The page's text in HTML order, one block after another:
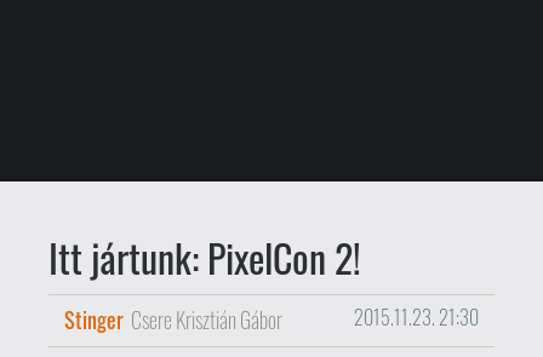
megmozdulása zajlott le szombaton a
MÜSZI (Művészeti szint) emeletén. Több,
mint hatszáz érdeklődő hevítette a
levegőt a PixelCon 2partin, amely az
Insert-Coin, a Gamer365és az